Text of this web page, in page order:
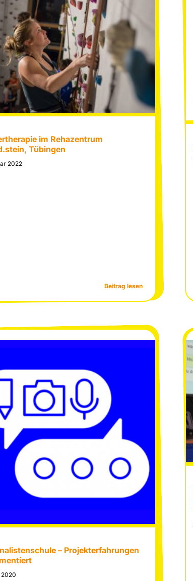
im Rehazentrum
Tübingen
2022
Beitrag lesen:
Klettertherapie
Rehazentrum
grund.stein,
– Projekterfahrungen
2020